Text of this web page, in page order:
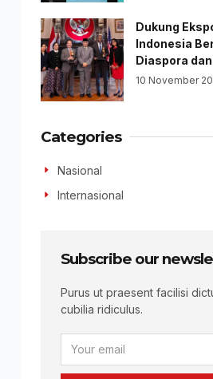
Dukung
Indonesia
Diaspora
10 November
Categories
Nasional
Internasional
Subscribe our
Purus ut praesent facilisi
cubilia ridiculus.